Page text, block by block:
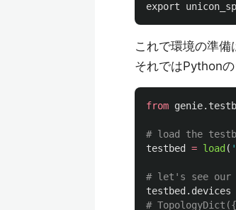
export
これで環境の準備
それではPython
from
testbed
= load ( '
testbed . devices